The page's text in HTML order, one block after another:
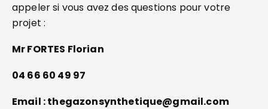
appeler si vous avez des questions pour votre
projet :
Mr FORTES Florian
04 66 60 49 97
Email : thegazonsynthetique@gmail.com